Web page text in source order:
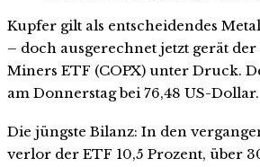
Kupfer gilt als entscheidendes
– doch ausgerechnet jetzt gerät
Miners ETF (COPX) unter Druck.
am Donnerstag bei 76,48 US-Dollar.
Die jüngste Bilanz: In den
verlor der ETF 10,5 Prozent, über